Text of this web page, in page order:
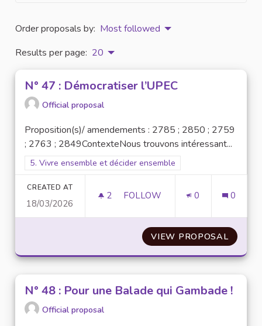
Order proposals by: Most followed
Results per page: 20
N° 47 : Démocratiser l’UPEC
Official proposal
Proposition(s)/ amendements : 2785 ; 2850 ; 2759
; 2763 ; 2849ContexteNous trouvons intéressant...
Filter results for scope: 5. Vivre ensemble et décider
5. Vivre ensemble et décider ensemble
CREATED AT
18/03/2026
2 2 FOLLOWERS
FOLLOW 0 0
VIEW PROPOSALN° 47 :
N° 48 : Pour une Balade qui Gambade !
Official proposal